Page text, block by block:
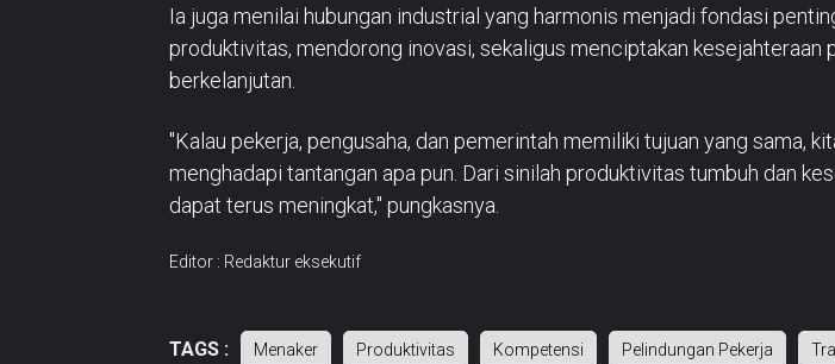
Ia juga menilai hubungan industrial yang harmonis menjadi fondasi
produktivitas, mendorong inovasi, sekaligus menciptakan kesejahteraan
berkelanjutan.
"Kalau pekerja, pengusaha, dan pemerintah memiliki tujuan yang sama,
menghadapi tantangan apa pun. Dari sinilah produktivitas tumbuh dan
dapat terus meningkat," pungkasnya.
Editor : Redaktur eksekutif
TAGS : Menaker Produktivitas Kompetensi Pelindungan Pekerja